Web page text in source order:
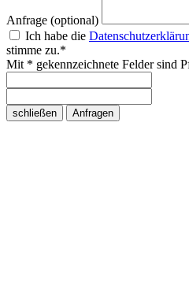
Anfrage (optional)
Ich habe die
stimme zu.*
Mit * gekennzeichnete Felder sind
schließen Anfragen